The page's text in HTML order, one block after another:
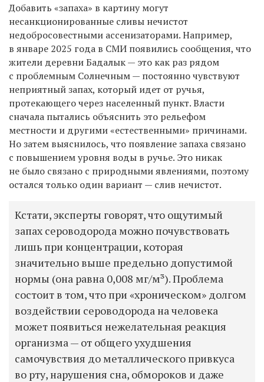
Добавить «запаха» в картину могут
несанкционированные сливы нечистот
недобросовестными ассенизаторами. Например,
в январе 2025 года в СМИ появились сообщения, что
жители деревни Бадалык— это как раз рядом
с проблемным Солнечным— постоянно чувствуют
неприятный запах, который идет от ручья,
протекающего через населенный пункт. Власти
сначала пытались объяснить это рельефом
местности и другими«естественными» причинами.
Но затем выяснилось, что появление запаха связано
с повышением уровня воды в ручье. Это никак
не было связано с природными явлениями, поэтому
остался только один вариант — слив нечистот.
Кстати, эксперты говорят, что ощутимый
запах сероводорода можно почувствовать
лишь при концентрации, которая
значительно выше предельно допустимой
нормы (она равна 0,008 мг/м³). Проблема
состоит в том, что при «хроническом» долгом
воздействии сероводорода на человека
может появиться нежелательная реакция
организма— от общего ухудшения
самочувствия до металлического привкуса
во рту, нарушения сна, обмороков и даже